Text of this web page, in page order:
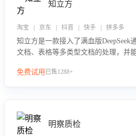
知立方
淘宝 | 京东 | 抖音 | 快手 | 拼多多
知立方是一款接入了满血版DeepSeek
文档、表格等多类型文档的处理，并
助用户高效管理和利用知识资源。通
免费试用 已售1288+
明察质检